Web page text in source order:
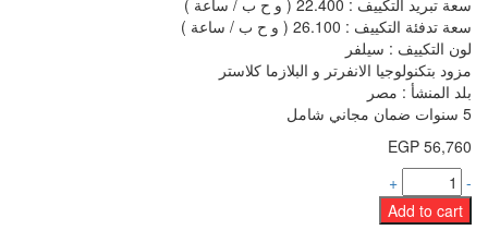
سعة تبريد التكييف : 22.400 ( و ح ب / ساعة )
سعة تدفئة التكييف : 26.100 ( و ح ب / ساعة )
لون التكييف : سيلفر
مزود بتكنولوجيا الانفرتر و البلازما كلاستر
بلد المنشأ : مصر
5 سنوات ضمان مجاني شامل
EGP 56,760
-
+
Add to cart